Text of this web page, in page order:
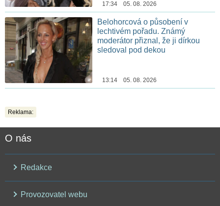
17:34 05. 08. 2026
Belohorcová o působení v
lechtivém pořadu. Známý
moderátor přiznal, že ji dírkou
sledoval pod dekou
13:14 05. 08. 2026
Reklama:
O nás
Redakce
Provozovatel webu